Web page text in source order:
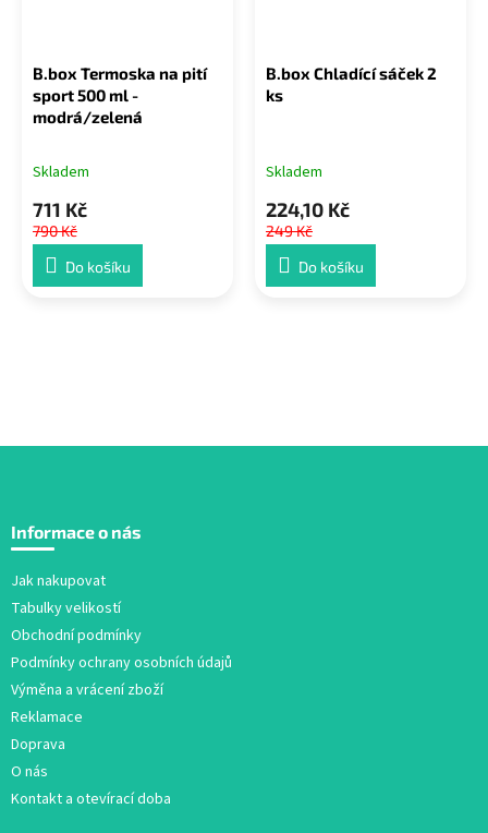
B.box Termoska na pití
sport 500 ml -
modrá/zelená
Skladem
711 Kč
790 Kč
Do košíku
B.box Chladící sáček 2
ks
Skladem
224,10 Kč
249 Kč
Do košíku
p
Informace o nás
Jak nakupovat
Tabulky velikostí
Obchodní podmínky
Podmínky ochrany osobních údajů
Výměna a vrácení zboží
Reklamace
Doprava
O nás
Kontakt a otevírací doba